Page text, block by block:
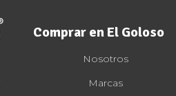
Comprar en El Goloso
Nosotros
Marcas